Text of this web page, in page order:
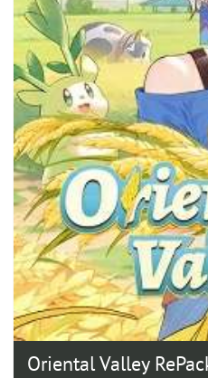
Oriental Valley